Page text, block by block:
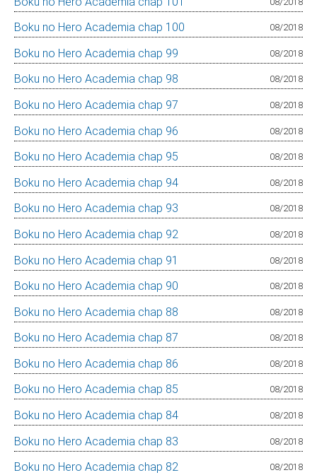
Boku no Hero Academia chap 100 08/2018
Boku no Hero Academia chap 99 08/2018
Boku no Hero Academia chap 98 08/2018
Boku no Hero Academia chap 97 08/2018
Boku no Hero Academia chap 96 08/2018
Boku no Hero Academia chap 95 08/2018
Boku no Hero Academia chap 94 08/2018
Boku no Hero Academia chap 93 08/2018
Boku no Hero Academia chap 92 08/2018
Boku no Hero Academia chap 91 08/2018
Boku no Hero Academia chap 90 08/2018
Boku no Hero Academia chap 88 08/2018
Boku no Hero Academia chap 87 08/2018
Boku no Hero Academia chap 86 08/2018
Boku no Hero Academia chap 85 08/2018
Boku no Hero Academia chap 84 08/2018
Boku no Hero Academia chap 83 08/2018
Boku no Hero Academia chap 82 08/2018